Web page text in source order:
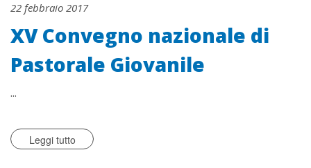
22 febbraio 2017
XV Convegno nazionale di
Pastorale Giovanile
...
Leggi tutto